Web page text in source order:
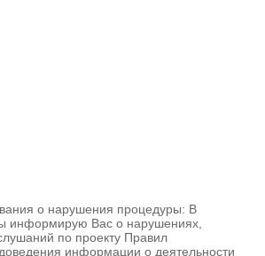
о нарушения процедуры: В
информирую Вас о нарушениях,
по проекту Правил
информации о деятельности